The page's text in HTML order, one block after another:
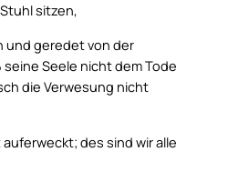
sitzen,
und geredet von der
Seele nicht dem Tode
die Verwesung nicht
des sind wir alle